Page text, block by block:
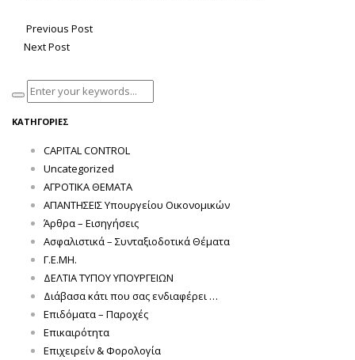
Previous Post
Next Post
ΚΑΤΗΓΟΡΊΕΣ
CAPITAL CONTROL
Uncategorized
ΑΓΡΟΤΙΚΑ ΘΕΜΑΤΑ
ΑΠΑΝΤΗΣΕΙΣ Υπουργείου Οικονομικών
Άρθρα – Εισηγήσεις
Ασφαλιστικά – Συνταξιοδοτικά Θέματα
Γ.Ε.ΜΗ.
ΔΕΛΤΙΑ ΤΥΠΟΥ ΥΠΟΥΡΓΕΙΩΝ
Διάβασα κάτι που σας ενδιαφέρει …
Επιδόματα – Παροχές
Επικαιρότητα
Επιχειρείν & Φορολογία